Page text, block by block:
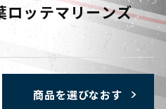
ロッテマリーンズ
商品を選びなおす